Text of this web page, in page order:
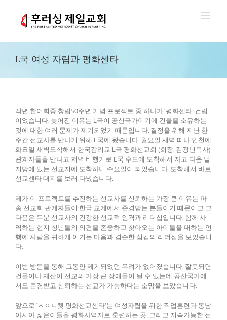
L국 여성 자립과 평화센타
작년 한어회중 창립50주년 기념 프로젝트 중 하나가 ‘평화센타’ 건립
이었습니다. 늦어진 이유는 L국이 공산국가이기에 건물을 소유하는
것에 대한 여러 문제가 제기되었기 때문입니다. 결정을 위해 지난 한
주간 선교사를 만나기 위해 L국에 왔습니다. 월요일 새벽 떠나 인천에
화요일 새벽도착해서 한국감리교 L국 평화선교회 (회장. 김광년목사)
관계자들을 만나고 저녁 비행기로 L국 수도에 도착해서 자고 다음 날
지방에 있는 선교지에 도착하니 수요일이 되었습니다. 도착해서 바로
선교센타 대지를 보러 다녔습니다.
제가 이 프로젝트를 추진하는 선교사를 신뢰하는 가장 큰 이유는 파
송 선교회 관계자들이 한국 교계에서 존경받는 분들이기 때문이고 그
다음은 두분 선교사의 건강한 선교적 인격과 리더십입니다. 함께 사
역하는 현지 청년들의 의견을 존중하고 찾아오는 아이들을 대하는 언
행에 사람을 귀하게 여기는 마음과 겸손한 섬김의 리더십을 보았습니
다.
이번 방문을 통해 그동안 제기되었던 우려가 없어졌습니다. 잘못되면
건물이나 재산이 선교의 가장 큰 장애물이 될 수 있는데 공산국가에
서도 존경받고 신뢰하는 선교가 가능하다는 소망을 보았습니다.
앞으로 ‘ㅅㅇㄴ켓 평화선교센타’는 여성자립을 위한 직업훈련과 동남
아시아 젊은이들을 평화사역자로 훈련하는 곳, 그리고 지속가능한 선